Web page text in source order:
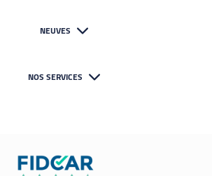
NEUVES
NOS SERVICES